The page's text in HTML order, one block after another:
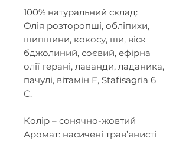
100% натуральний склад:
Олія розторопші, обліпихи,
шипшини, кокосу, ши, віск
бджолиний, соєвий, ефірна
олії герані, лаванди, ладаника,
пачулі, вітамін Е, Stafisagria 6
C.
Колір – сонячно-жовтий
Аромат: насичені трав’янисті